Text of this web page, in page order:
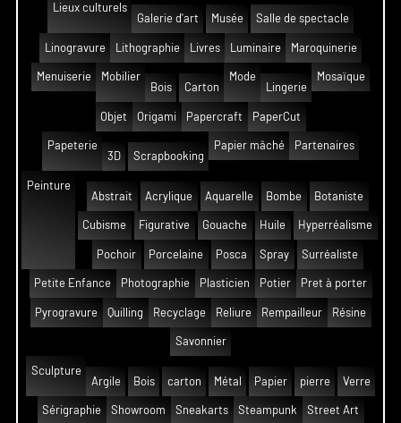
Lieux culturels
Galerie d'art
Musée Salle de spectacle
Linogravure Lithographie Livres Luminaire Maroquinerie
Menuiserie
Mobilier
Bois
Carton
Mode
Lingerie
Mosaïque
Objet Origami Papercraft PaperCut
Papeterie
3D
Scrapbooking
Papier mâché Partenaires
Peinture
Abstrait
Acrylique Aquarelle Bombe Botaniste
Cubisme Figurative Gouache Huile Hyperréalisme
Pochoir Porcelaine Posca Spray Surréaliste
Petite Enfance Photographie Plasticien Potier Pret à porter
Pyrogravure Quilling Recyclage Reliure Rempailleur Résine
Savonnier
Sculpture
Argile
Bois carton Métal Papier pierre Verre
Sérigraphie Showroom Sneakarts Steampunk Street Art